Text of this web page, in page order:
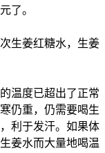
了。
生姜红糖水，生姜
温度已超出了正常
仍重，仍需要喝生
利于发汗。如果体
姜水而大量地喝温